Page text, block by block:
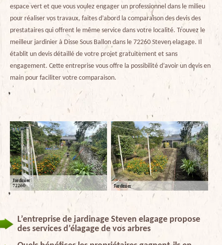
espace vert et que vous voulez engager un professionnel dans le milieu
pour réaliser vos travaux, faites d’abord la comparaison des devis des
prestataires qui offrent le même service dans votre localité. Trouvez le
meilleur jardinier à Disse Sous Ballon dans le 72260 Steven elagage. Il
établit un devis détaillé de votre projet gratuitement et sans
engagement. Cette entreprise vous offre la possibilité d’avoir un devis en
main pour faciliter votre comparaison.
L’entreprise de jardinage Steven elagage propose
des services d’élagage de vos arbres